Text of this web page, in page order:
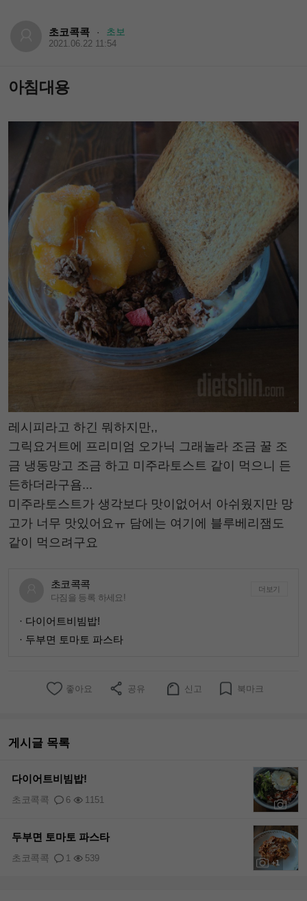
초코콕콕 · 초보
2021.06.22 11:54
아침대용
레시피라고 하긴 뭐하지만,,
그릭요거트에 프리미엄 오가닉 그래놀라 조금 꿀 조
금 냉동망고 조금 하고 미주라토스트 같이 먹으니 든
든하더라구욤...
미주라토스트가 생각보다 맛이없어서 아쉬웠지만 망
고가 너무 맛있어요ㅠ 담에는 여기에 블루베리잼도
같이 먹으려구요
초코콕콕
다짐을 등록 하세요!
더보기
· 다이어트비빔밥!
· 두부면 토마토 파스타
좋아요 공유 신고 북마크
게시글 목록
다이어트비빔밥!
6 1151
초코콕콕
+1
두부면 토마토 파스타
1 539
초코콕콕